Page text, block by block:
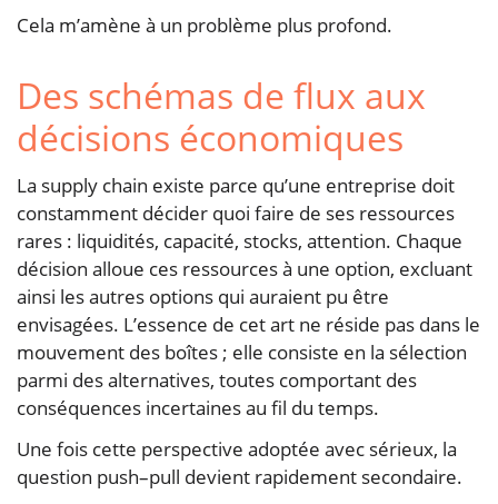
Cela m’amène à un problème plus profond.
Des schémas de flux aux
décisions économiques
La supply chain existe parce qu’une entreprise doit
constamment décider quoi faire de ses ressources
rares : liquidités, capacité, stocks, attention. Chaque
décision alloue ces ressources à une option, excluant
ainsi les autres options qui auraient pu être
envisagées. L’essence de cet art ne réside pas dans le
mouvement des boîtes ; elle consiste en la sélection
parmi des alternatives, toutes comportant des
conséquences incertaines au fil du temps.
Une fois cette perspective adoptée avec sérieux, la
question push–pull devient rapidement secondaire.